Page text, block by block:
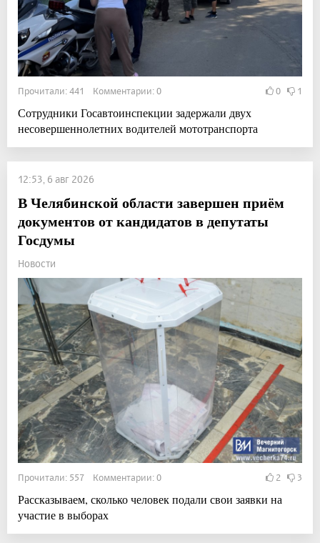
Прочитали: 441 Комментарии: 0 0 1
Сотрудники Госавтоинспекции задержали двух
несовершеннолетних водителей мототранспорта
12:53, 6 авг 2026
В Челябинской области завершен приём
документов от кандидатов в депутаты
Госдумы
Новости
Прочитали: 557 Комментарии: 0 2 3
Рассказываем, сколько человек подали свои заявки на
участие в выборах